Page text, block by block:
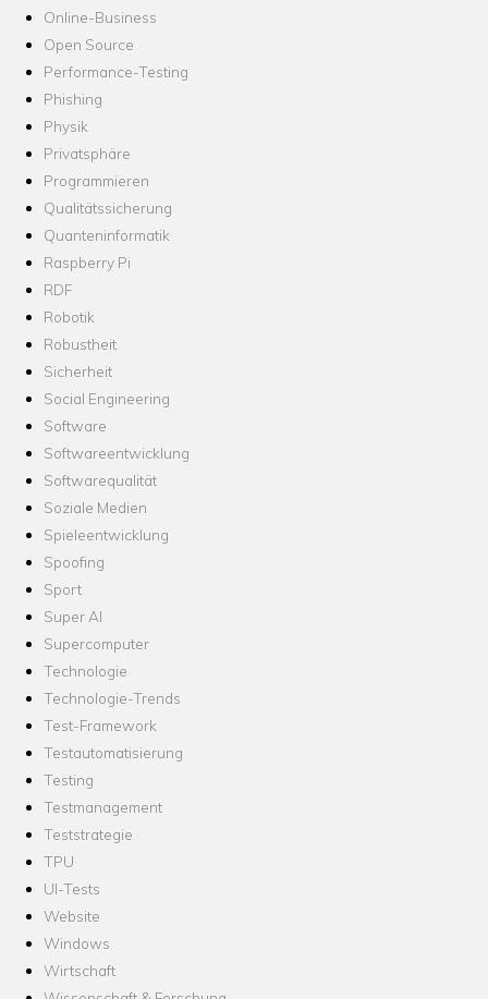
Online-Business
Open Source
Performance-Testing
Phishing
Physik
Privatsphäre
Programmieren
Qualitätssicherung
Quanteninformatik
Raspberry Pi
RDF
Robotik
Robustheit
Sicherheit
Social Engineering
Software
Softwareentwicklung
Softwarequalität
Soziale Medien
Spieleentwicklung
Spoofing
Sport
Super AI
Supercomputer
Technologie
Technologie-Trends
Test-Framework
Testautomatisierung
Testing
Testmanagement
Teststrategie
TPU
UI-Tests
Website
Windows
Wirtschaft